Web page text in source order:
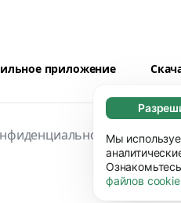
Эти
могли
Без них
Узнать
Узнать
Мы
файлов cookie
приложение
Файлы